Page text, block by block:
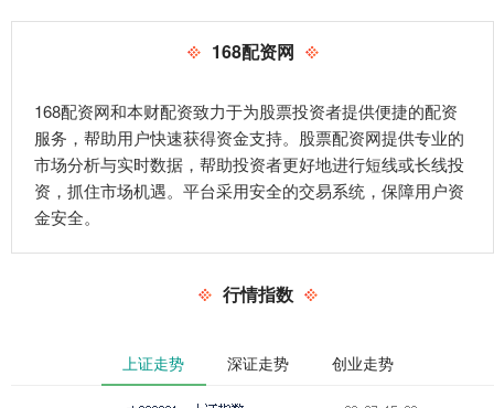
168配资网
168配资网和本财配资致力于为股票投资者提供便捷的配资
服务，帮助用户快速获得资金支持。股票配资网提供专业的
市场分析与实时数据，帮助投资者更好地进行短线或长线投
资，抓住市场机遇。平台采用安全的交易系统，保障用户资
金安全。
行情指数
上证走势 深证走势 创业走势